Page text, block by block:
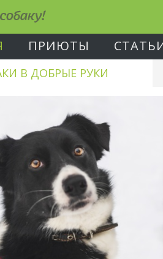
ПРИЮТЫ
В ДОБРЫЕ РУКИ